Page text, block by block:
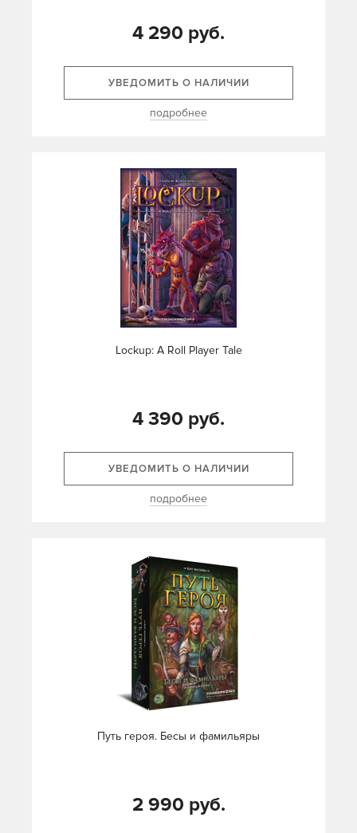
4 290 руб.
УВЕДОМИТЬ О НАЛИЧИИ
подробнее
Lockup: A Roll Player Tale
4 390 руб.
УВЕДОМИТЬ О НАЛИЧИИ
подробнее
Путь героя. Бесы и фамильяры
2 990 руб.